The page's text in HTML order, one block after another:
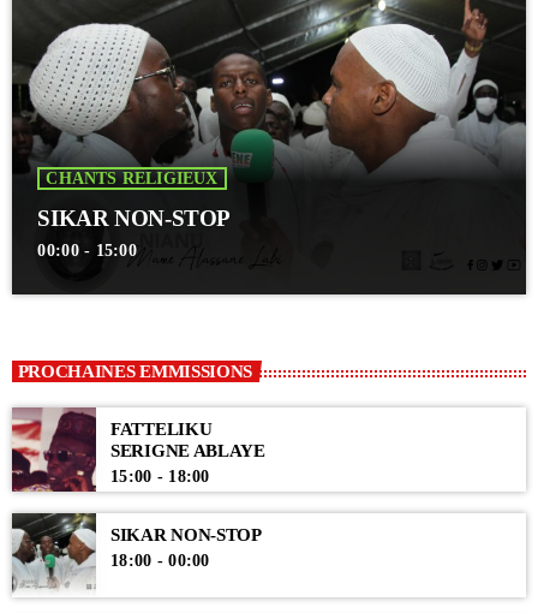
CHANTS RELIGIEUX
SIKAR NON-STOP
00:00 - 15:00
PROCHAINES EMMISSIONS
FATTELIKU
SERIGNE ABLAYE
15:00 - 18:00
SIKAR NON-STOP
18:00 - 00:00